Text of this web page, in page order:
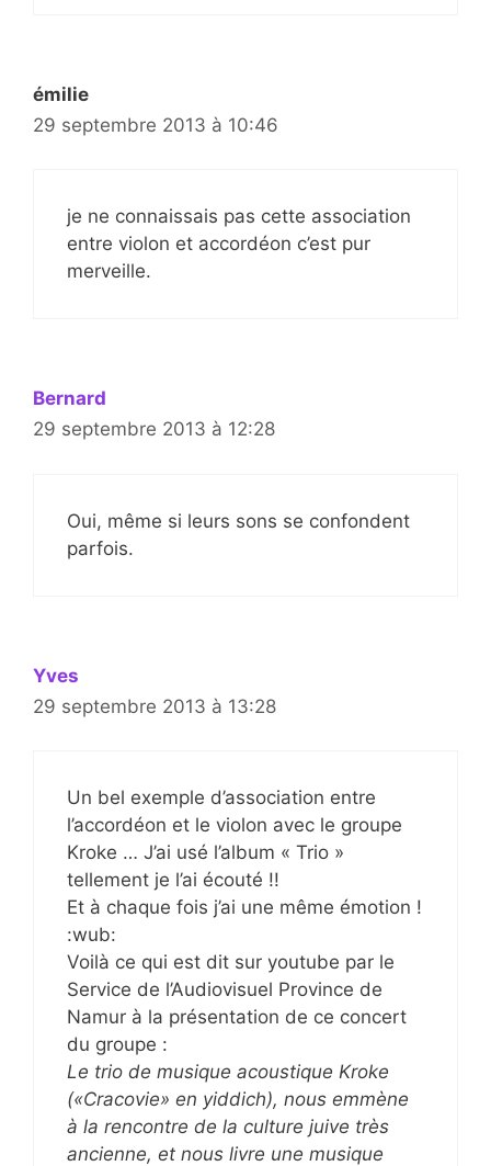
émilie
29 septembre 2013 à 10:46
je ne connaissais pas cette association
entre violon et accordéon c’est pur
merveille.
Bernard
29 septembre 2013 à 12:28
Oui, même si leurs sons se confondent
parfois.
Yves
29 septembre 2013 à 13:28
Un bel exemple d’association entre
l’accordéon et le violon avec le groupe
Kroke … J’ai usé l’album « Trio »
tellement je l’ai écouté !!
Et à chaque fois j’ai une même émotion !
:wub:
Voilà ce qui est dit sur youtube par le
Service de l’Audiovisuel Province de
Namur à la présentation de ce concert
du groupe :
Le trio de musique acoustique Kroke
(«Cracovie» en yiddich), nous emmène
à la rencontre de la culture juive très
ancienne, et nous livre une musique